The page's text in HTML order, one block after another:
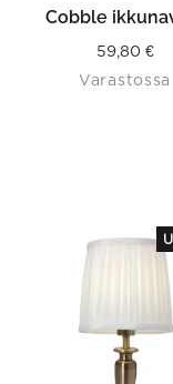
Cobble
59,80 €
Varastossa